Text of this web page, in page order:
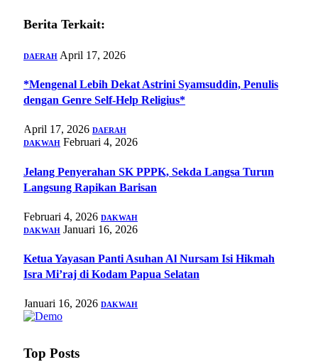
Berita Terkait:
DAERAH April 17, 2026
*Mengenal Lebih Dekat Astrini Syamsuddin, Penulis
dengan Genre Self-Help Religius*
April 17, 2026 DAERAH
DAKWAH Februari 4, 2026
Jelang Penyerahan SK PPPK, Sekda Langsa Turun
Langsung Rapikan Barisan
Februari 4, 2026 DAKWAH
DAKWAH Januari 16, 2026
Ketua Yayasan Panti Asuhan Al Nursam Isi Hikmah
Isra Mi’raj di Kodam Papua Selatan
Januari 16, 2026 DAKWAH
Top Posts